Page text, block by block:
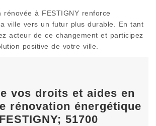
rénovée à FESTIGNY renforce
ville vers un futur plus durable. En tant
acteur de ce changement et participez
positive de votre ville.
vos droits et aides en
rénovation énergétique
51700